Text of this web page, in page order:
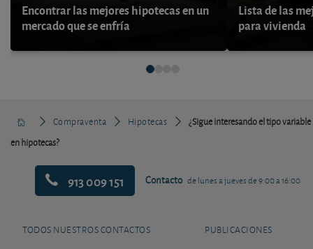
Encontrar las mejores hipotecas en un
mercado que se enfría
Lista de las
para vivienda
Compraventa Hipotecas
¿Sigue interesando el tipo variable
en hipotecas?
913 009 151 Contacto de lunes a jueves de 9:00 a 16:00
TODOS NUESTROS CONTACTOS PUBLICACIONES